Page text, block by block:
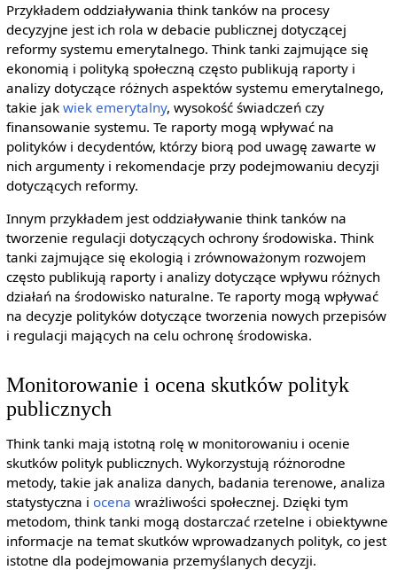
Przykładem oddziaływania think tanków na procesy
decyzyjne jest ich rola w debacie publicznej dotyczącej
reformy systemu emerytalnego. Think tanki zajmujące się
ekonomią i polityką społeczną często publikują raporty i
analizy dotyczące różnych aspektów systemu emerytalnego,
takie jak wiek emerytalny, wysokość świadczeń czy
finansowanie systemu. Te raporty mogą wpływać na
polityków i decydentów, którzy biorą pod uwagę zawarte w
nich argumenty i rekomendacje przy podejmowaniu decyzji
dotyczących reformy.
Innym przykładem jest oddziaływanie think tanków na
tworzenie regulacji dotyczących ochrony środowiska. Think
tanki zajmujące się ekologią i zrównoważonym rozwojem
często publikują raporty i analizy dotyczące wpływu różnych
działań na środowisko naturalne. Te raporty mogą wpływać
na decyzje polityków dotyczące tworzenia nowych przepisów
i regulacji mających na celu ochronę środowiska.
Monitorowanie i ocena skutków polityk
publicznych
Think tanki mają istotną rolę w monitorowaniu i ocenie
skutków polityk publicznych. Wykorzystują różnorodne
metody, takie jak analiza danych, badania terenowe, analiza
statystyczna i ocena wrażliwości społecznej. Dzięki tym
metodom, think tanki mogą dostarczać rzetelne i obiektywne
informacje na temat skutków wprowadzanych polityk, co jest
istotne dla podejmowania przemyślanych decyzji.